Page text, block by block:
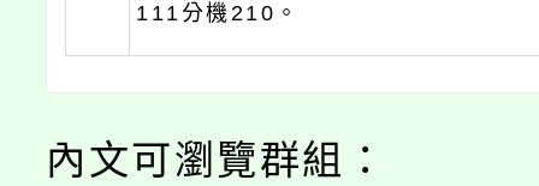
111分機210。
內文可瀏覽群組：